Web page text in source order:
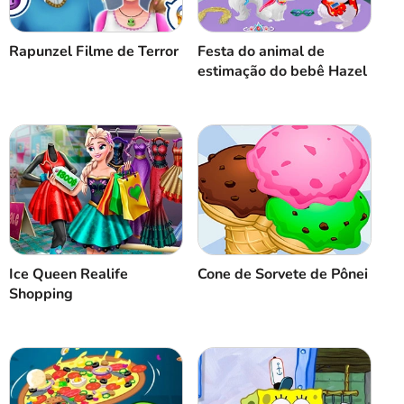
Rapunzel Filme de Terror
Festa do animal de
estimação do bebê Hazel
Ice Queen Realife
Shopping
Cone de Sorvete de Pônei